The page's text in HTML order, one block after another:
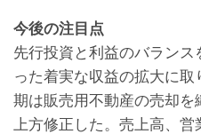
今後の注目点
先行投資と利益のバラン
った着実な収益の拡大に
期は販売用不動産の売却
上方修正した。売上高、